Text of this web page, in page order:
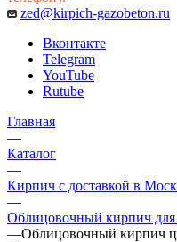
zed@kirpich-gazobeton.ru
Вконтакте
Telegram
YouTube
Rutube
Главная
—
Каталог
—
Кирпич с доставкой в
—
Облицовочный кирпич для
—Облицовочный кирпич